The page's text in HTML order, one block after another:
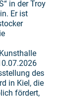
in der Troy
Er ist
des
in Kiel, die
fördert,